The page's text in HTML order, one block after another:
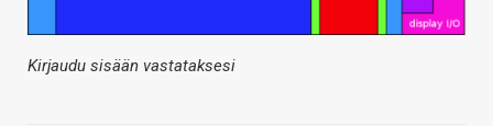
Kirjaudu sisään vastataksesi